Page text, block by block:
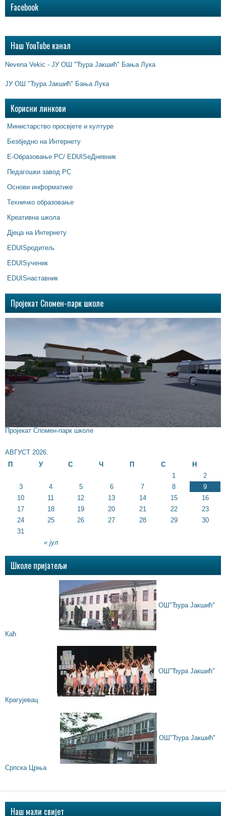
Facebook
Наш YouTube канал
Nevena Vekic - ЈУ ОШ "Ђура Јакшић" Бања Лука
ЈУ ОШ "Ђура Јакшић" Бања Лука
Корисни линкови
Министарство просвјете и културе
Безбједно на Интернету
Е-Образовање РС/ EDUISeДневник
Педагошки завод РС
Основи информатике
Техничко образовање
Креативна школа
Дјеца на Интернету
EDUISродитељ
EDUISученик
EDUISнаставник
Пројекат Спомен-парк школе
Пројекат Спомен-парк школе
АВГУСТ 2026.
П
У С Ч П С Н
« јул
1
2
3
4 5 6 7 8
9
10
11 12 13 14 15
16
17
18 19 20 21 22
23
24
25 26 27 28 29
30
31
Школе пријатељи
ОШ"Ђура Јакшић"
Каћ
ОШ"Ђура Јакшић"
Крагујевац
ОШ"Ђура Јакшић"
Српска Црња
Наш мали свијет